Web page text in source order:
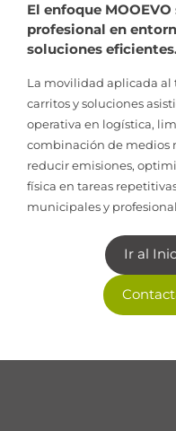
El enfoque
profesional en
soluciones
La movilidad aplicada al
carritos y soluciones
operativa en logística,
combinación de medios
reducir emisiones,
física en tareas
municipales y
Ir al